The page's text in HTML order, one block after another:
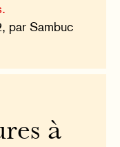
par Sambuc
à